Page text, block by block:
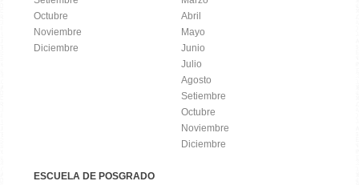
Octubre
Abril
Noviembre
Mayo
Diciembre
Junio
Julio
Agosto
Setiembre
Octubre
Noviembre
Diciembre
ESCUELA DE POSGRADO